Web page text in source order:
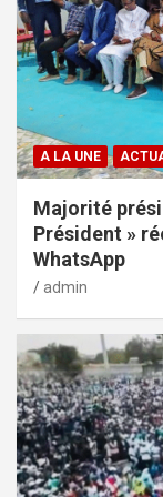
A LA UNE
Majorité
Président »
WhatsApp
admin